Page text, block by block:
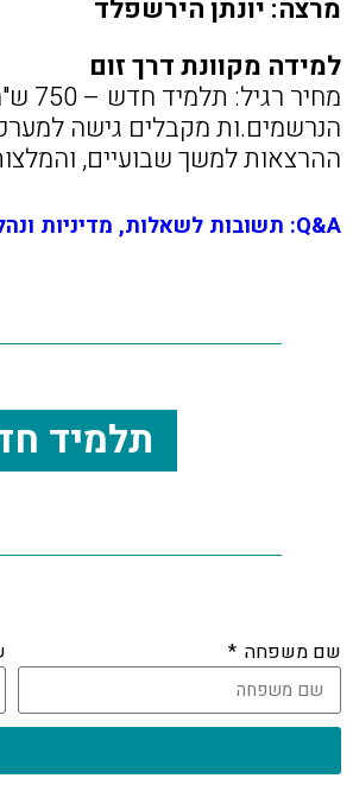
מרצה: יונתן הירשפלד
למידה מקוונת דרך זום
מחיר רגיל: תלמיד חדש – 750 ש"ח I תלמיד חוזר – 680 ש"ח
הנרשמים.ות מקבלים גישה
ההרצאות למשך שבועיים,
Q&A: תשובות לשאלות, מדיניות ונהלי למידה בבית לאמנות ישראלית
תלמיד
שם משפחה